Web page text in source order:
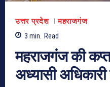
उत्तर प्रदेश
महराजगंज
3 min. Read
महराजगंज की
अध्यासी